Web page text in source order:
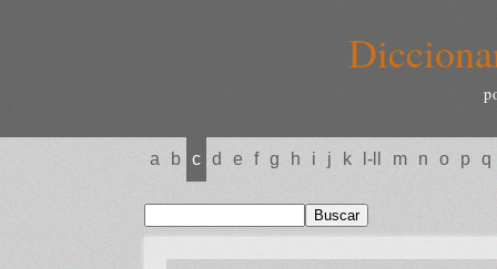
a b c d e f g h i j k l-ll m n o p q